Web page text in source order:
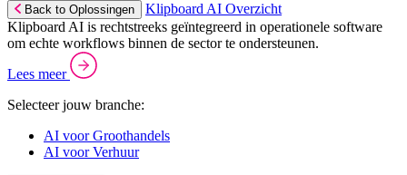
Back to Oplossingen
Klipboard AI Overzicht
Klipboard AI is rechtstreeks geïntegreerd in operationele software
om echte workflows binnen de sector te ondersteunen.
Lees meer
Selecteer jouw branche:
AI voor Groothandels
AI voor Verhuur